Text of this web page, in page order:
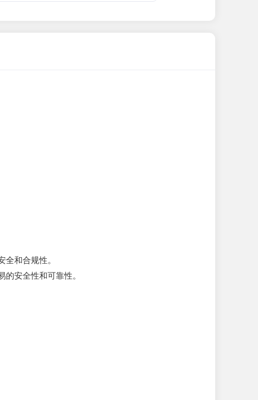
和合规性。
安全性和可靠性。